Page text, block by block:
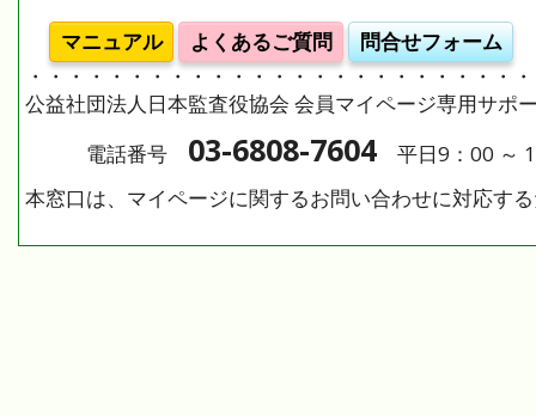
マニュアル よくあるご質問
問合せフォーム
・・・・・・・・・・・・・・・・・・・・・・・・
公益社団法人日本監査役協会 会員マイページ専用サポ
電話番号 03-6808-7604 平日9：00 ～
本窓口は、マイページに関するお問い合わせに対応す